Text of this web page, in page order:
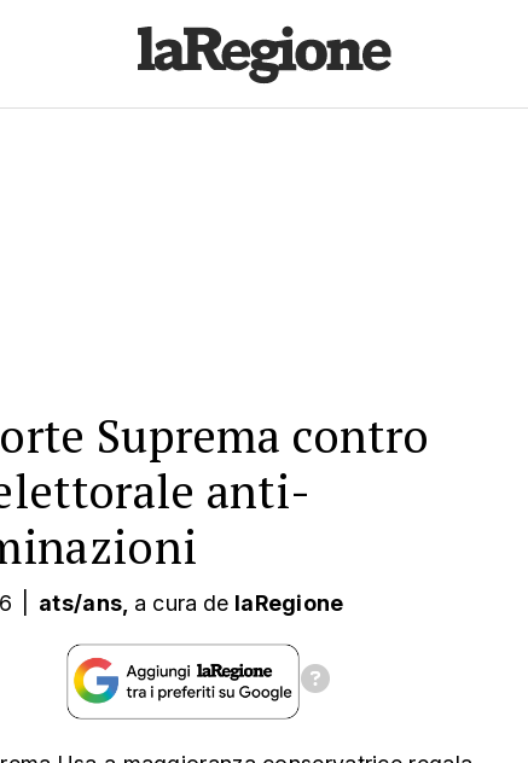
Suprema contro
anti-
ats/ans, a cura de laRegione